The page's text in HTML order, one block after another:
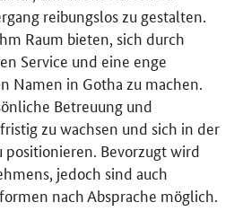
reibungslos zu gestalten.
Raum bieten, sich durch
Service und eine enge
Namen in Gotha zu machen.
Betreuung und
zu wachsen und sich in der
positionieren. Bevorzugt wird
jedoch sind auch
nach Absprache möglich.